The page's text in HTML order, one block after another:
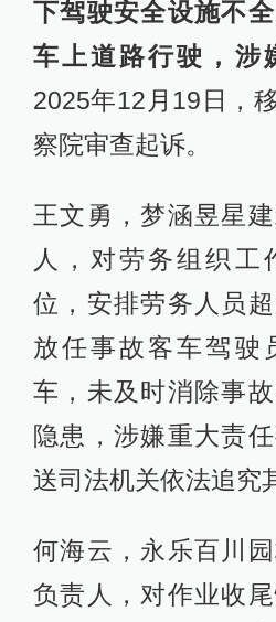
下驾驶安全设施不
车上道路行驶，涉
2025年12月19日，
察院审查起诉。
王文勇，梦涵昱星
人，对劳务组织工
位，安排劳务人员
放任事故客车驾驶
车，未及时消除事
隐患，涉嫌重大责
送司法机关依法追究
何海云，永乐百川
负责人，对作业收